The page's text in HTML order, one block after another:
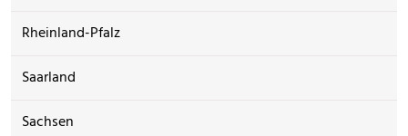
Rheinland-Pfalz
Saarland
Sachsen